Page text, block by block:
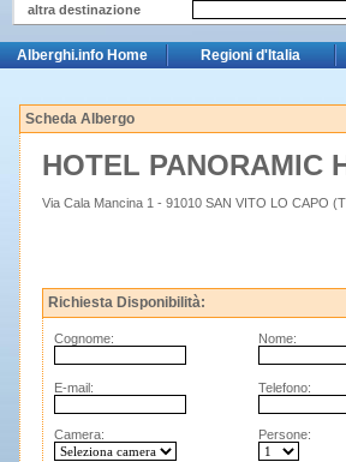
altra destinazione
Alberghi.info Home Regioni d'Italia
Scheda Albergo
HOTEL PANORAMIC
Via Cala Mancina 1 - 91010 SAN VITO LO CAPO
Richiesta Disponibilità:
Cognome: Nome:
E-mail: Telefono:
Camera: Persone: